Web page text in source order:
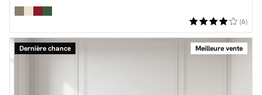
(6)
Meilleure vente
Dernière chance